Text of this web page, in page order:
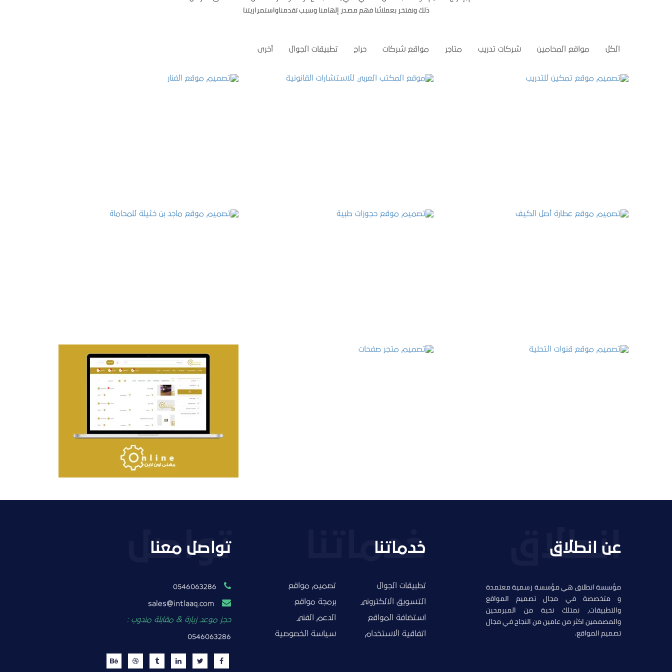
ذلك ونفتخر بعملائنا فهم مصدر إلهامنا وسبب تقدمناواستمراريتنا
الكل مواقع المحامين شركات تدريب متاجر مواقع شركات حراج تطبيقات الجوال أخرى
تصميم حراج مهنى
التفاصيل
عن انطلاق
مؤسسة انطلاق هي مؤسسة رسمية معتمدة
و متخصصة في مجال تصميم المواقع
والتطبيقات, نمتلك نخبة من المبرمحين
والمصممين اكثر من عامين من النجاح في مجال
تصميم المواقع.
خدماتنا
تطبيقات الجوال تصميم مواقع
التسويق الالكتروني برمجة مواقع
استضافة المواقع الدعم الفني
اتفاقية الاستخدام سياسة الخصوصية
تواصل معنا
0546063286
intlaaq.com
حجز موعد زيارة & مقابلة مندوب :
0546063286